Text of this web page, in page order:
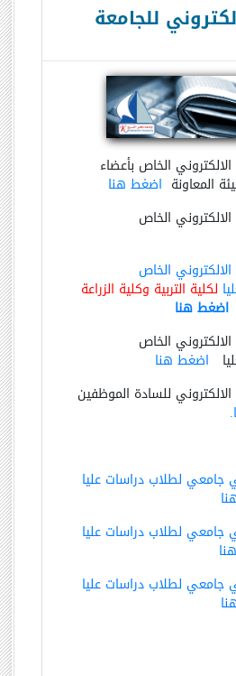
للجامعة
الخاص بأعضاء
المعاونة اضغط هنا
الخاص
الخاص
لكلية التربية وكلية الزراعة
اضغط هنا
الخاص
اضغط هنا
للسادة الموظفين
جامعي لطلاب دراسات عليا
جامعي لطلاب دراسات عليا
جامعي لطلاب دراسات عليا